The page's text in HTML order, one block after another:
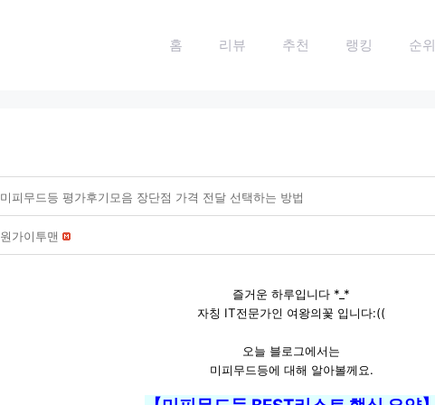
홈 리뷰 추천 랭킹 순위
미피무드등 평가후기모음 장단점 가격 전달 선택하는 방법
원가이투맨
즐거운 하루입니다 *_*
자칭 IT전문가인 여왕의꽃 입니다:((
오늘 블로그에서는
미피무드등에 대해 알아볼께요.